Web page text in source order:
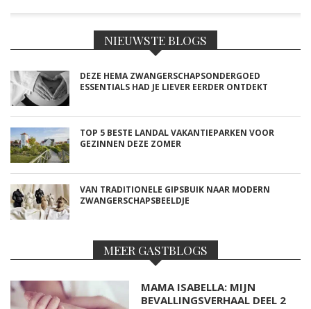
NIEUWSTE BLOGS
DEZE HEMA ZWANGERSCHAPSONDERGOED
ESSENTIALS HAD JE LIEVER EERDER ONTDEKT
TOP 5 BESTE LANDAL VAKANTIEPARKEN VOOR
GEZINNEN DEZE ZOMER
VAN TRADITIONELE GIPSBUIK NAAR MODERN
ZWANGERSCHAPSBEELDJE
MEER GASTBLOGS
MAMA ISABELLA: MIJN
BEVALLINGSVERHAAL DEEL 2